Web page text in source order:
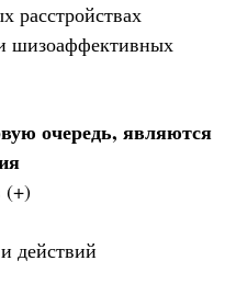
расстройствах
шизоаффективных
очередь, являются
(+)
действий